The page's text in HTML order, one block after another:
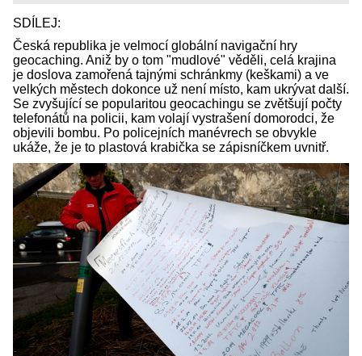
SDÍLEJ:
Česká republika je velmocí globální navigační hry
geocaching. Aniž by o tom "mudlové" věděli, celá krajina
je doslova zamořená tajnými schránkmy (keškami) a ve
velkých městech dokonce už není místo, kam ukrývat další.
Se zvyšující se popularitou geocachingu se zvětšují počty
telefonátů na policii, kam volají vystrašení domorodci, že
objevili bombu. Po policejních manévrech se obvykle
ukáže, že je to plastová krabička se zápisníčkem uvnitř.